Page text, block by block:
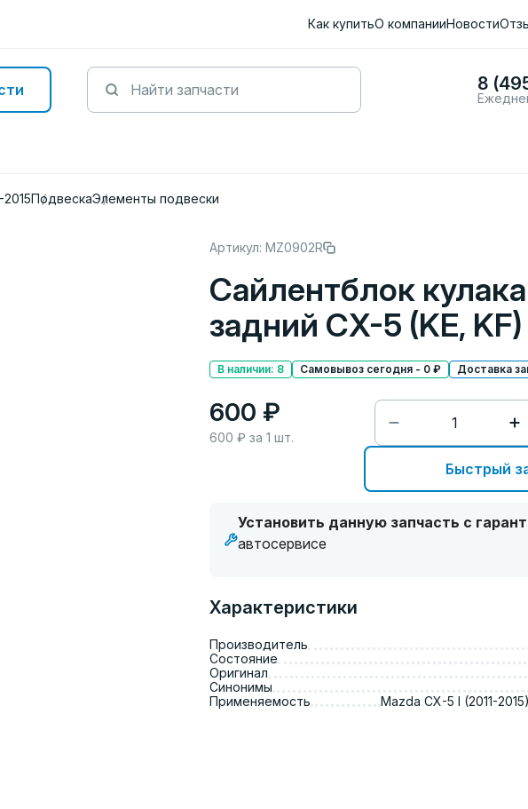
Как купитьО компанииНовости
8
2015ПодвескаЭлементы подвески
Артикул: MZ0902R
Сайлентблок
задний CX-5 (KE,
В наличии: 8 Самовывоз сегодня - 0 ₽ Доставка
600 ₽
600 ₽ за 1 шт.
Быстрый
Установить данную запчасть с
автосервисе
Характеристики
Производитель
Состояние
Оригинал
Синонимы
Применяемость
Mazda CX-5 I (2011-